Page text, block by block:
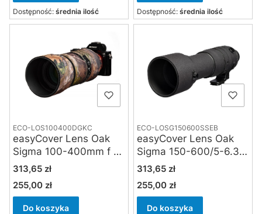
Dostępność: średnia ilość Dostępność: średnia ilość
ECO-LOS100400DGKC
easyCover Lens Oak
Sigma 100-400mm f 5-
6.3 Contemporary DG
DN OS do Sony FE,
Panasonic L-mount,
True Timber Kanati
Cena
313,65 zł
Cena
255,00 zł
Do koszyka
ECO-LOSG150600SSEB
easyCover Lens Oak
Sigma 150-600/5-6.3
DG DN OS Sport do
Sony E, Panasonic L-
mount czarna
Cena
313,65 zł
Cena
255,00 zł
Do koszyka